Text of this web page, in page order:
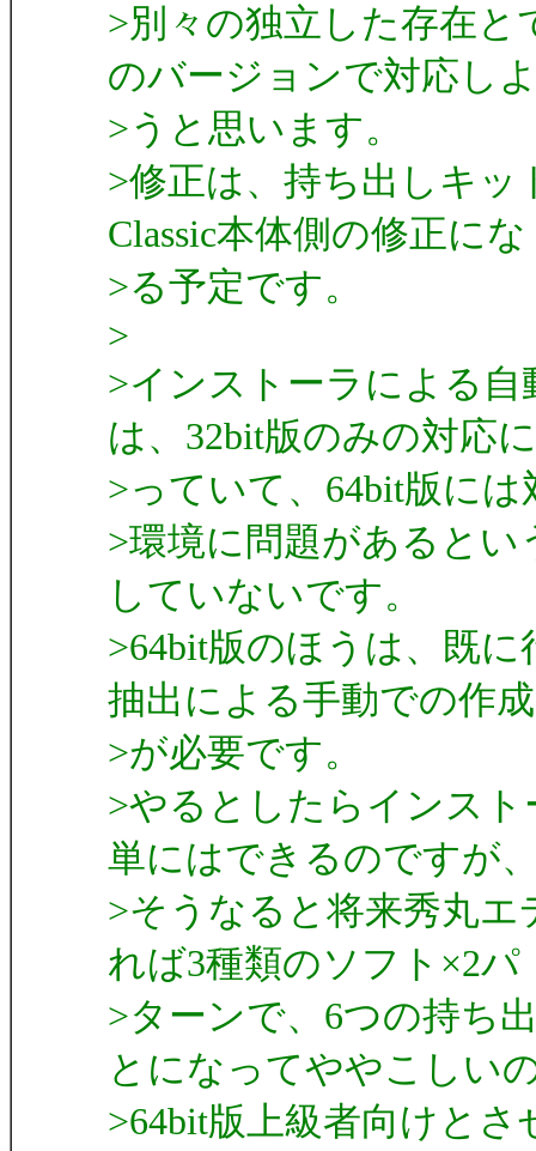
>別々の独立した存在
のバージョンで対応し
>うと思います。
>修正は、持ち出しキ
Classic本体側の修正にな
>る予定です。
>
>インストーラによる
は、32bit版のみの対応
>っていて、64bit版に
>環境に問題があると
していないです。
>64bit版のほうは、既
抽出による手動での作成
>が必要です。
>やるとしたらインス
単にはできるのですが
>そうなると将来秀丸
れば3種類のソフト×2パ
>ターンで、6つの持ち
とになってややこしい
>64bit版上級者向けと